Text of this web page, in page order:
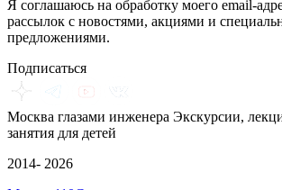
Я соглашаюсь на обработку моего email-
рассылок с новостями, акциями и
предложениями.
Подписаться
Москва глазами инженера Экскурсии,
занятия для детей
2014- 2026